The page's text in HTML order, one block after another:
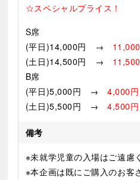
☆スペシャルプライス！
S席
(平日)14,000円 →
(土日)14,500円 →
B席
(平日)5,000円 →4,000円
(土日)5,500円 →4,500円
備考
※未就学児童の入場はご遠慮
※本企画は既にご購入のお客